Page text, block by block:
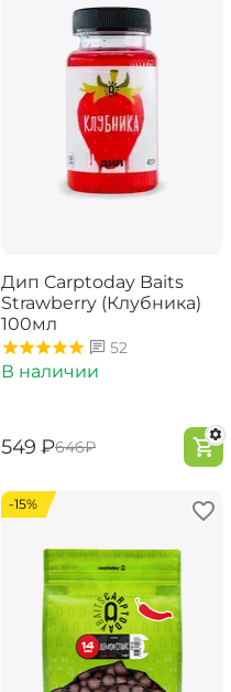
Дип Carptoday Baits
Strawberry (Клубника)
100мл
52
В наличии
‍549‍ ₽‍646‍₽
-15%